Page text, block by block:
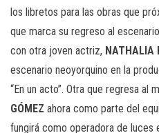
los libretos para las obras que
que marca su regreso al
con otra joven actriz, NATHALIA
escenario neoyorquino en la
“En un acto”. Otra que regresa al
GÓMEZ ahora como parte del
fungirá como operadora de luces